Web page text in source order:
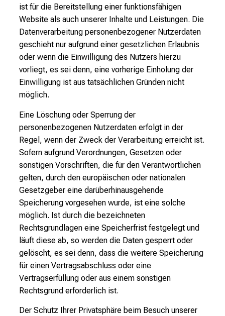
ist für die Bereitstellung einer funktionsfähigen
Website als auch unserer Inhalte und Leistungen. Die
Datenverarbeitung personenbezogener Nutzerdaten
geschieht nur aufgrund einer gesetzlichen Erlaubnis
oder wenn die Einwilligung des Nutzers hierzu
vorliegt, es sei denn, eine vorherige Einholung der
Einwilligung ist aus tatsächlichen Gründen nicht
möglich.
Eine Löschung oder Sperrung der
personenbezogenen Nutzerdaten erfolgt in der
Regel, wenn der Zweck der Verarbeitung erreicht ist.
Sofern aufgrund Verordnungen, Gesetzen oder
sonstigen Vorschriften, die für den Verantwortlichen
gelten, durch den europäischen oder nationalen
Gesetzgeber eine darüberhinausgehende
Speicherung vorgesehen wurde, ist eine solche
möglich. Ist durch die bezeichneten
Rechtsgrundlagen eine Speicherfrist festgelegt und
läuft diese ab, so werden die Daten gesperrt oder
gelöscht, es sei denn, dass die weitere Speicherung
für einen Vertragsabschluss oder eine
Vertragserfüllung oder aus einem sonstigen
Rechtsgrund erforderlich ist.
Der Schutz Ihrer Privatsphäre beim Besuch unserer